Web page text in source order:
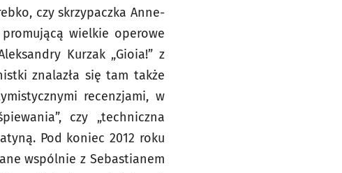
czy skrzypaczka Anne-
wielkie operowe
Kurzak „Gioia!” z
znalazła się tam także
recenzjami, w
czy „techniczna
Pod koniec 2012 roku
wspólnie z Sebastianem